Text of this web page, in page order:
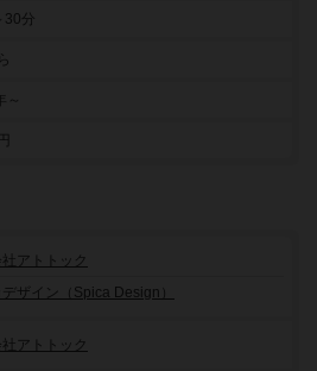
30分
社アトトック
ザイン（Spica Design）
社アトトック